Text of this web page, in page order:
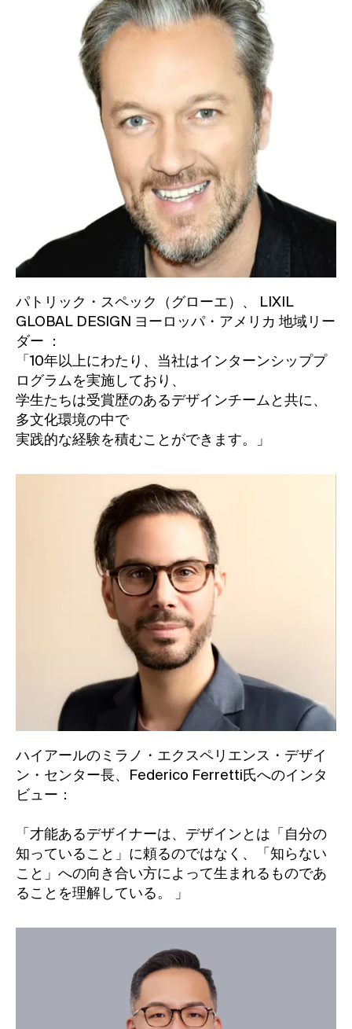
パトリック・スペック（グローエ）、 LIXIL
GLOBAL DESIGN ヨーロッパ・アメリカ 地域リー
ダー ：
「10年以上にわたり、当社はインターンシッププ
ログラムを実施しており、
学生たちは受賞歴のあるデザインチームと共に、
多文化環境の中で
実践的な経験を積むことができます。」
ハイアールのミラノ・エクスペリエンス・デザイ
ン・センター長、Federico Ferretti氏へのインタ
ビュー：
「 才能あるデザイナーは、デザインとは「自分の
知っていること」に頼るのではなく、「知らない
こと」への向き合い方によって生まれるものであ
ることを理解している。
」